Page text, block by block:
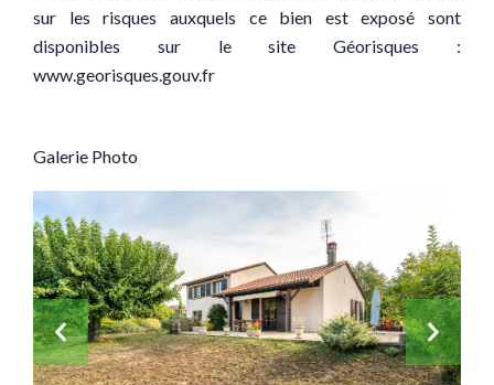
sur les risques auxquels ce bien est exposé sont
disponibles sur le site Géorisques :
www.georisques.gouv.fr
Galerie Photo